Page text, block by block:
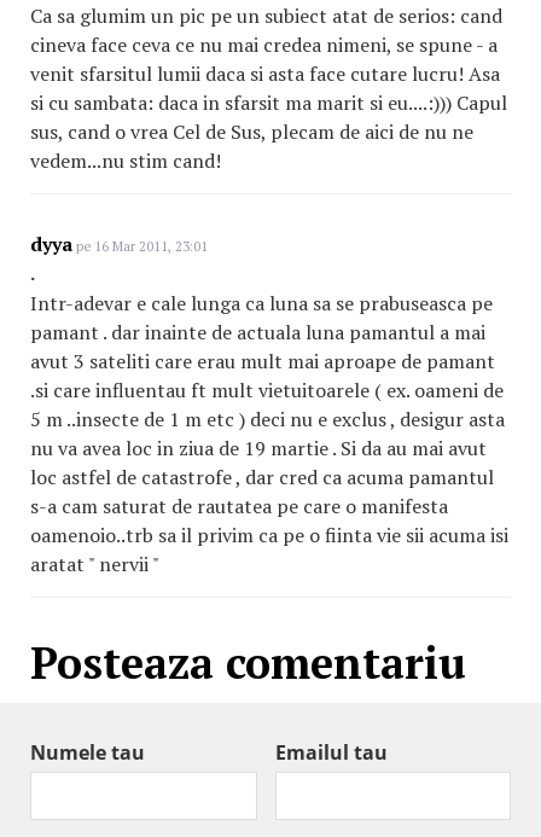
Ca sa glumim un pic pe un subiect atat de serios: cand
cineva face ceva ce nu mai credea nimeni, se spune - a
venit sfarsitul lumii daca si asta face cutare lucru! Asa
si cu sambata: daca in sfarsit ma marit si eu....:))) Capul
sus, cand o vrea Cel de Sus, plecam de aici de nu ne
vedem...nu stim cand!
dyya pe 16 Mar 2011, 23:01
.
Intr-adevar e cale lunga ca luna sa se prabuseasca pe
pamant . dar inainte de actuala luna pamantul a mai
avut 3 sateliti care erau mult mai aproape de pamant
.si care influentau ft mult vietuitoarele ( ex. oameni de
5 m ..insecte de 1 m etc ) deci nu e exclus , desigur asta
nu va avea loc in ziua de 19 martie . Si da au mai avut
loc astfel de catastrofe , dar cred ca acuma pamantul
s-a cam saturat de rautatea pe care o manifesta
oamenoio..trb sa il privim ca pe o fiinta vie sii acuma isi
aratat " nervii "
Posteaza comentariu
Numele tau Emailul tau